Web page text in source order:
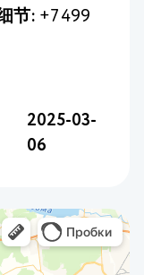
节: +7 499
2025-03-
06